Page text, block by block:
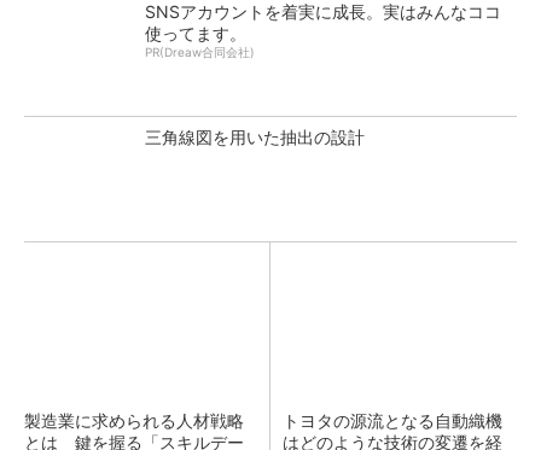
SNSアカウントを着実に成長。実はみんなココ
使ってます。
PR(Dreaw合同会社)
三角線図を用いた抽出の設計
製造業に求められる人材戦略
とは 鍵を握る「スキルデー
トヨタの源流となる自動織機
はどのような技術の変遷を経